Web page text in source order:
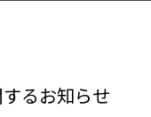
るお知らせ